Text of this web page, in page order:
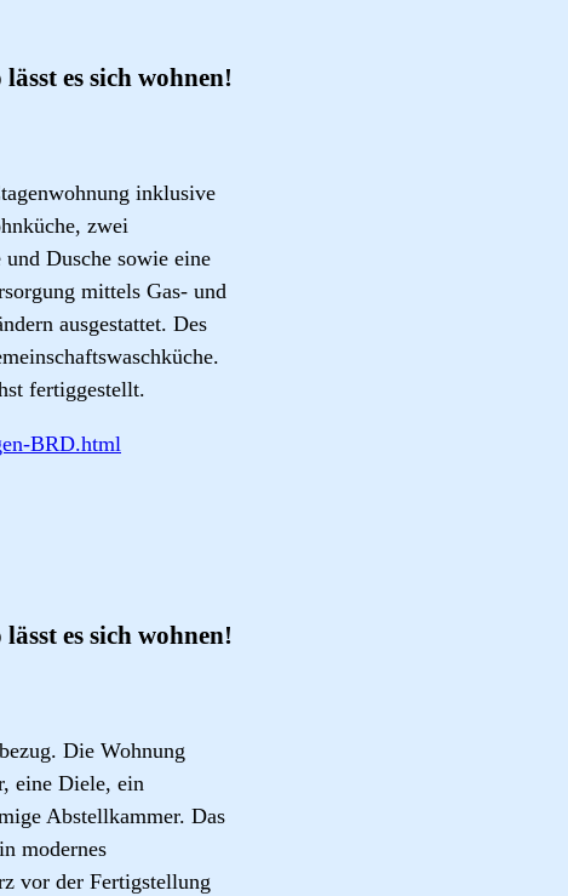
es sich wohnen!
inklusive
zwei
Dusche sowie eine
mittels Gas- und
ausgestattet. Des
fertiggestellt.
BRD.html
es sich wohnen!
Die Wohnung
eine Diele, ein
Abstellkammer. Das
modernes
vor der Fertigstellung